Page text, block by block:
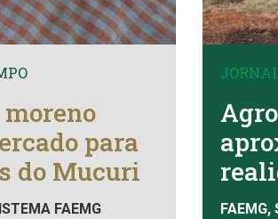
para
do Mucuri
FAEMG
FAEMG,